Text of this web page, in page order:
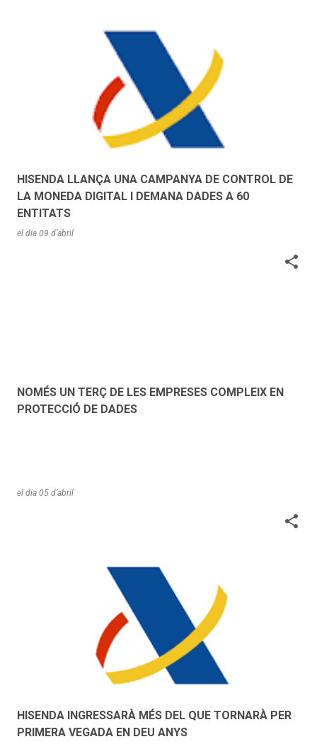
HISENDA LLANÇA UNA CAMPANYA DE CONTROL DE
LA MONEDA DIGITAL I DEMANA DADES A 60
ENTITATS
el dia 09 d’abril
NOMÉS UN TERÇ DE LES EMPRESES COMPLEIX EN
PROTECCIÓ DE DADES
el dia 05 d’abril
HISENDA INGRESSARÀ MÉS DEL QUE TORNARÀ PER
PRIMERA VEGADA EN DEU ANYS